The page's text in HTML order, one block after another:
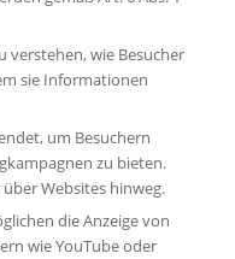
verstehen, wie Besucher
sie Informationen
um Besuchern
zu bieten.
Websites hinweg.
die Anzeige von
wie YouTube oder